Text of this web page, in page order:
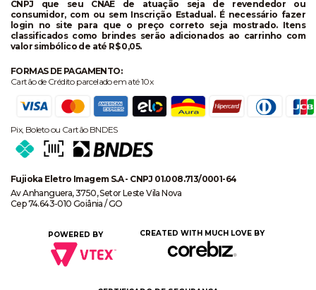
CNPJ que seu CNAE de atuação seja de revendedor ou
consumidor, com ou sem Inscrição Estadual. É necessário fazer
login no site para que o preço correto seja mostrado. Itens
classificados como brindes serão adicionados ao carrinho com
valor simbólico de até R$ 0,05.
FORMAS DE PAGAMENTO:
Cartão de Crédito parcelado em até 10x
Pix, Boleto ou Cartão BNDES
Fujioka Eletro Imagem S.A - CNPJ 01.008.713/0001-64
Av Anhanguera, 3750, Setor Leste Vila Nova
Cep 74.643-010 Goiânia / GO
POWERED BY CREATED WITH MUCH LOVE BY